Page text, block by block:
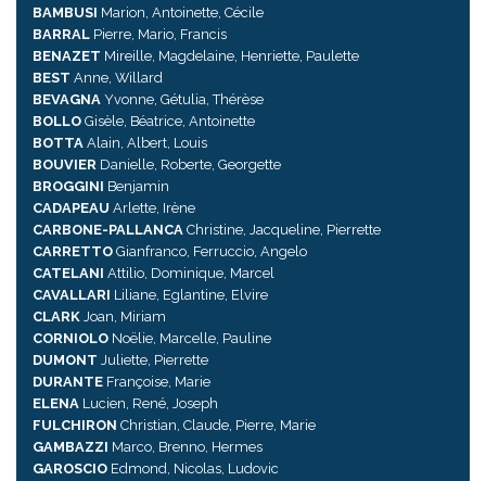
BAMBUSI Marion, Antoinette, Cécile
BARRAL Pierre, Mario, Francis
BENAZET Mireille, Magdelaine, Henriette, Paulette
BEST Anne, Willard
BEVAGNA Yvonne, Gétulia, Thérèse
BOLLO Gisèle, Béatrice, Antoinette
BOTTA Alain, Albert, Louis
BOUVIER Danielle, Roberte, Georgette
BROGGINI Benjamin
CADAPEAU Arlette, Irène
CARBONE-PALLANCA Christine, Jacqueline, Pierrette
CARRETTO Gianfranco, Ferruccio, Angelo
CATELANI Attilio, Dominique, Marcel
CAVALLARI Liliane, Eglantine, Elvire
CLARK Joan, Miriam
CORNIOLO Noëlie, Marcelle, Pauline
DUMONT Juliette, Pierrette
DURANTE Françoise, Marie
ELENA Lucien, René, Joseph
FULCHIRON Christian, Claude, Pierre, Marie
GAMBAZZI Marco, Brenno, Hermes
GAROSCIO Edmond, Nicolas, Ludovic